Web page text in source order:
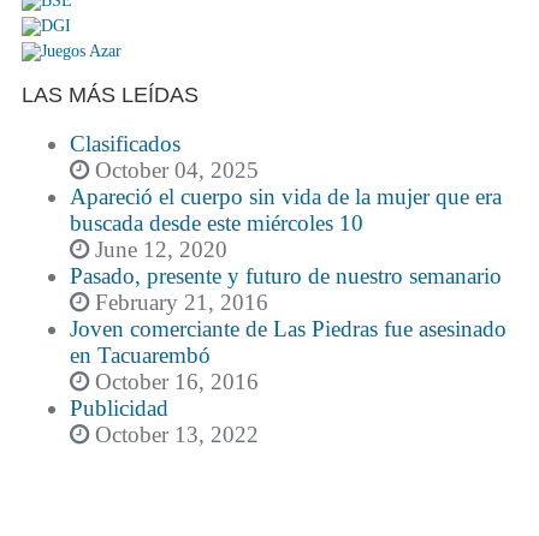
LAS MÁS LEÍDAS
Clasificados
October 04, 2025
Apareció el cuerpo sin vida de la mujer que era
buscada desde este miércoles 10
June 12, 2020
Pasado, presente y futuro de nuestro semanario
February 21, 2016
Joven comerciante de Las Piedras fue asesinado
en Tacuarembó
October 16, 2016
Publicidad
October 13, 2022